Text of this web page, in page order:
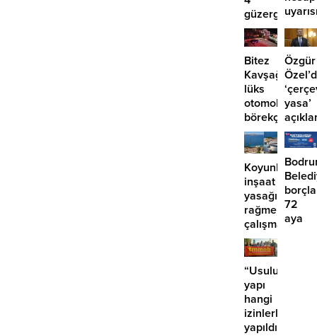
güzergahta
EDS
başlıyor
Bitez
Kavşağı’nda
lüks
otomobil
börekçiye
girdi:
2
Özgür
yasa’
‘İmza
atma
yok’
Koyunbaba’da
inşaat
yasağına
rağmen
çalışma
iddiası
72
aya
“Usuluk’taki
yapı
hangi
izinlerle
yapıldı?”